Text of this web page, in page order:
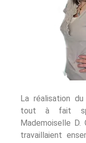
La réalisation
tout à fait
Mademoiselle D.
travaillaient